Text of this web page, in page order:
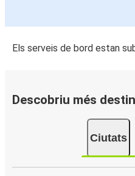
Els serveis de bord estan
Descobriu més
Ciutats